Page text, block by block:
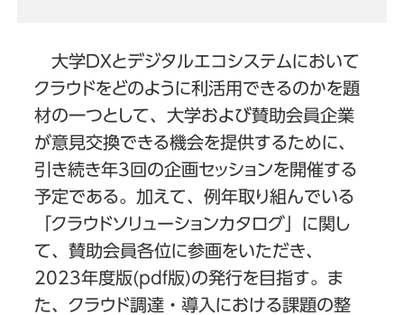
大学DXとデジタルエコシステムにおいて
クラウドをどのように利活用できるのかを題
材の一つとして、大学および賛助会員企業
が意見交換できる機会を提供するために、
引き続き年3回の企画セッションを開催する
予定である。加えて、例年取り組んでいる
「クラウドソリューションカタログ」に関し
て、賛助会員各位に参画をいただき、
2023年度版(pdf版)の発行を目指す。ま
た、クラウド調達・導入における課題の整